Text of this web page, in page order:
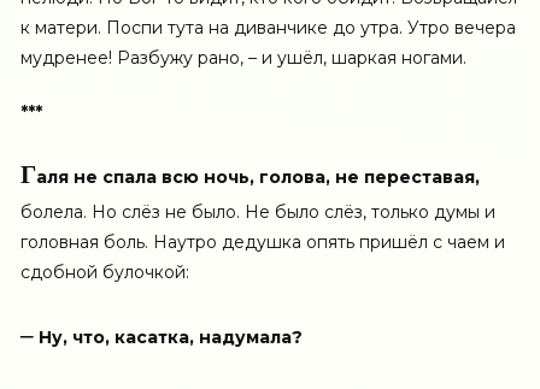
к матери. Поспи тута на диванчике до утра. Утро вечера
мудренее! Разбужу рано, – и ушёл, шаркая ногами.
***
Галя не спала всю ночь, голова, не переставая,
болела. Но слёз не было. Не было слёз, только думы и
головная боль. Наутро дедушка опять пришёл с чаем и
сдобной булочкой:
– Ну, что, касатка, надумала?